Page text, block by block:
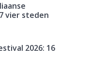
vier steden
2026: 16